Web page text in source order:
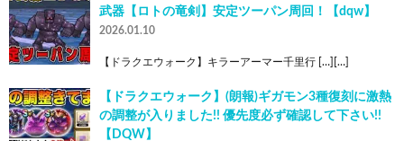
武器【ロトの竜剣】安定ツーパン周回！【dqw】
2026.01.10
【ドラクエウォーク】キラーアーマー千里行 […][…]
【ドラクエウォーク】(朗報)ギガモン3種復刻に激熱
の調整が入りました!! 優先度必ず確認して下さい!!
【DQW】